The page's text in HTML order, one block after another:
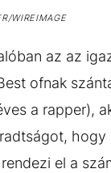
WIREIMAGE
az az
ofnak
a rapper),
hogy
el a